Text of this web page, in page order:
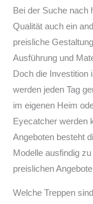
Bei der Suche nach
Qualität auch ein
preisliche
Ausführung und
Doch die Investition
werden jeden Tag
im eigenen Heim
Eyecatcher werden
Angeboten besteht
Modelle ausfindig
preislichen
Welche Treppen